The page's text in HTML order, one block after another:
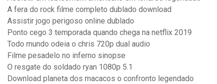
A fera do rock filme completo dublado download
Assistir jogo perigoso online dublado
Ponto cego 3 temporada quando chega na netflix 2019
Todo mundo odeia o chris 720p dual audio
Filme pesadelo no inferno sinopse
O resgate do soldado ryan 1080p 5.1
Download planeta dos macacos o confronto legendado